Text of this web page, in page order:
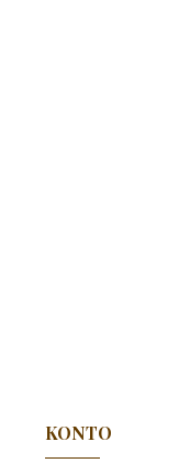
KONTO